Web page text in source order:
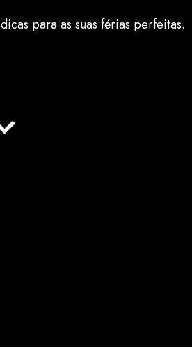
para as suas férias perfeitas.